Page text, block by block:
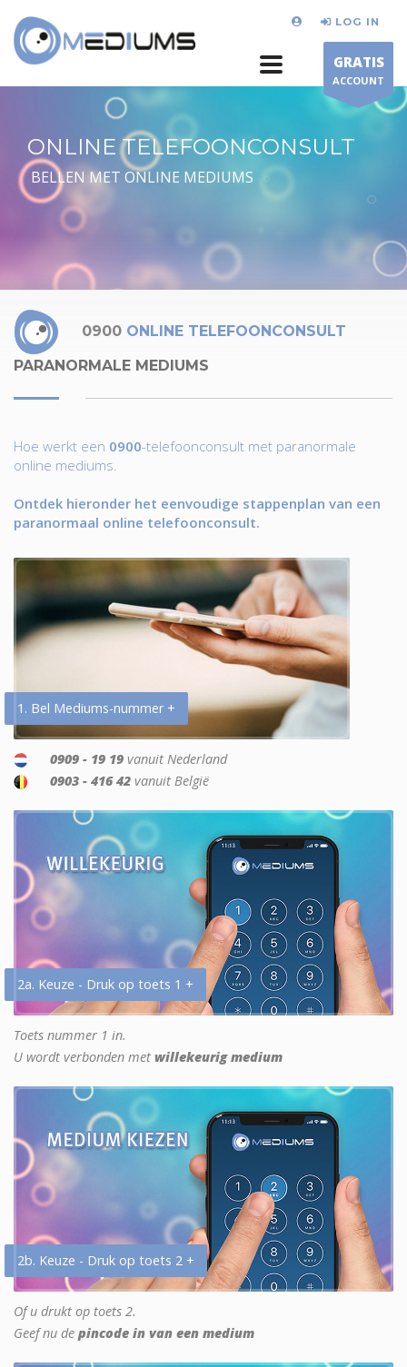
LOG IN
GRATIS
ACCOUNT
ONLINE TELEFOONCONSULT
BELLEN MET ONLINE MEDIUMS
0900 ONLINE TELEFOONCONSULT
PARANORMALE MEDIUMS
Hoe werkt een 0900-telefoonconsult met paranormale
online mediums.
Ontdek hieronder het eenvoudige stappenplan van een
paranormaal online telefoonconsult.
1. Bel Mediums-nummer +
0909 - 19 19 vanuit Nederland
0903 - 416 42 vanuit België
2a. Keuze - Druk op toets 1 +
Toets nummer 1 in.
U wordt verbonden met willekeurig medium
2b. Keuze - Druk op toets 2 +
Of u drukt op toets 2.
Geef nu de pincode in van een medium